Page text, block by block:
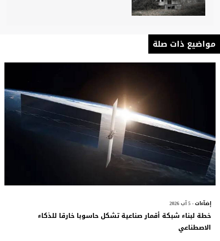
مواضيع ذات صلة
إضآءات- 5 آب 2026
خطة لبناء شبكة أقمار صناعية تشكل حاسوبا خارقا للذكاء
الاصطناعي